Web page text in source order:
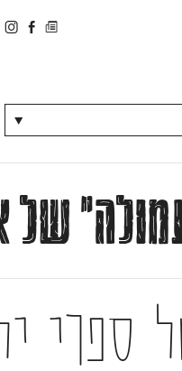
▼